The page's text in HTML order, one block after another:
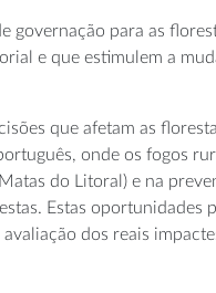
governação para as
e que estimulem a
que afetam as
onde os fogos
do Litoral) e na
Estas
dos reais